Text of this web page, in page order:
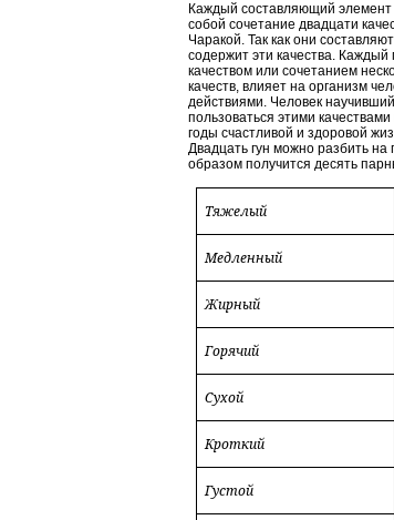
Каждый составляющий элемент
собой сочетание двадцати
Чаракой. Так как они
содержит эти качества.
качеством или сочетанием
качеств, влияет на организм
действиями. Человек
пользоваться этими
годы счастливой и здоровой
Двадцать гун можно разбить
образом получится десять
Тяжелый
Медленный
Жирный
Горячий
Сухой
Кроткий
Густой